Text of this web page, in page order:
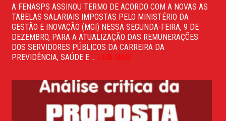
A FENASPS ASSINOU TERMO DE ACORDO COM A NOVAS AS
TABELAS SALARIAIS IMPOSTAS PELO MINISTÉRIO DA
GESTÃO E INOVAÇÃO (MGI) NESSA SEGUNDA-FEIRA, 9 DE
DEZEMBRO, PARA A ATUALIZAÇÃO DAS REMUNERAÇÕES
DOS SERVIDORES PÚBLICOS DA CARREIRA DA
PREVIDÊNCIA, SAÚDE E ... LEIA MAIS